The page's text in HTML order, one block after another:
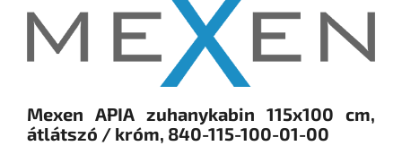
Mexen APIA zuhanykabin 115x100 cm,
átlátszó / króm, 840-115-100-01-00